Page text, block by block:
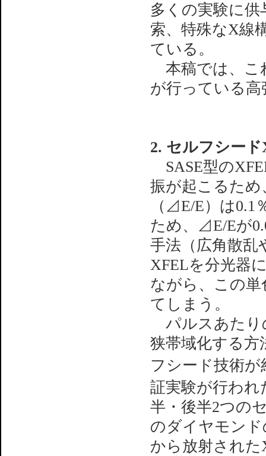
多くの実験に供
索、特殊なX線
ている。
本稿では、こ
が行っている
2. セルフシー
SASE型の
振が起こるた
（⊿E/E）は0.1
ため、⊿E/Eが
手法（広角散乱
XFELを分光器
ながら、この
てしまう。
パルスあたり
狭帯域化する
フシード技術が
証実験が行われ
半・後半2つの
のダイヤモン
から放射され